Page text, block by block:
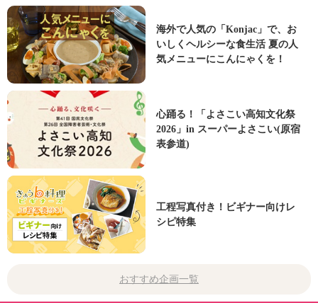
海外で人気の「Konjac」で、お
いしくヘルシーな食生活 夏の人
気メニューにこんにゃくを！
心踊る！「よさこい高知文化祭
2026」in スーパーよさこい(原宿
表参道)
工程写真付き！ビギナー向けレ
シピ特集
おすすめ企画一覧